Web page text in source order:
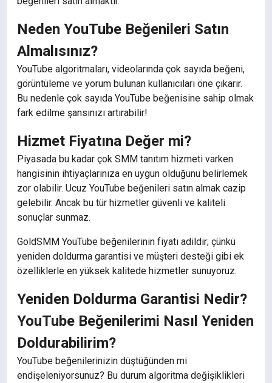
Neden YouTube Beğenileri Satın
Almalısınız?
YouTube algoritmaları, videolarında çok sayıda beğeni,
görüntüleme ve yorum bulunan kullanıcıları öne çıkarır.
Bu nedenle çok sayıda YouTube beğenisine sahip olmak
fark edilme şansınızı artırabilir!
Hizmet Fiyatına Değer mi?
Piyasada bu kadar çok SMM tanıtım hizmeti varken
hangisinin ihtiyaçlarınıza en uygun olduğunu belirlemek
zor olabilir. Ucuz YouTube beğenileri satın almak cazip
gelebilir. Ancak bu tür hizmetler güvenli ve kaliteli
sonuçlar sunmaz.
GoldSMM YouTube beğenilerinin fiyatı adildir; çünkü
yeniden doldurma garantisi ve müşteri desteği gibi ek
özelliklerle en yüksek kalitede hizmetler sunuyoruz.
Yeniden Doldurma Garantisi Nedir?
YouTube Beğenilerimi Nasıl Yeniden
Doldurabilirim?
YouTube beğenilerinizin düştüğünden mi
endişeleniyorsunuz? Bu durum algoritma değişiklikleri